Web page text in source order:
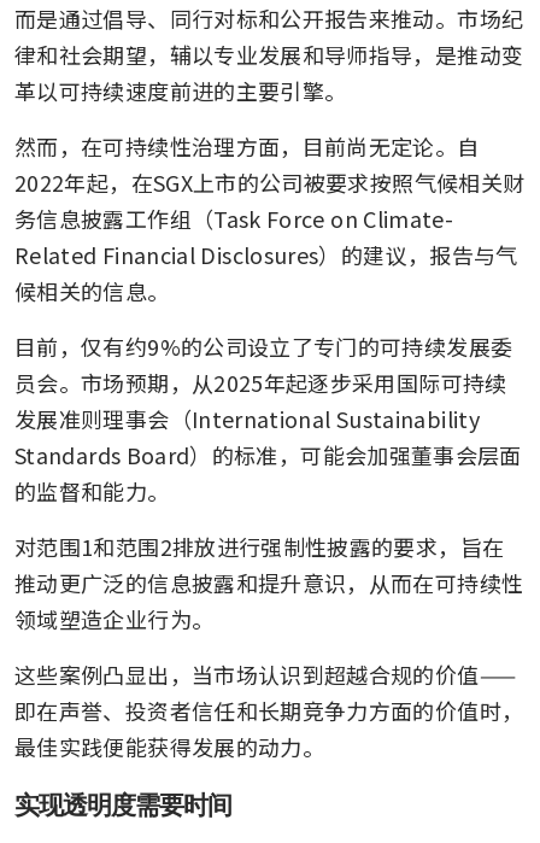
而是通过倡导、同行对标和公开报告来推动。市场纪
律和社会期望，辅以专业发展和导师指导，是推动变
革以可持续速度前进的主要引擎。
然而，在可持续性治理方面，目前尚无定论。自
2022年起，在SGX上市的公司被要求按照气候相关财
务信息披露工作组（Task Force on Climate-
Related Financial Disclosures）的建议，报告与气
候相关的信息。
目前，仅有约9%的公司设立了专门的可持续发展委
员会。市场预期，从2025年起逐步采用国际可持续
发展准则理事会（International Sustainability
Standards Board）的标准，可能会加强董事会层面
的监督和能力。
对范围1和范围2排放进行强制性披露的要求，旨在
推动更广泛的信息披露和提升意识，从而在可持续性
领域塑造企业行为。
这些案例凸显出，当市场认识到超越合规的价值——
即在声誉、投资者信任和长期竞争力方面的价值时，
最佳实践便能获得发展的动力。
实现透明度需要时间